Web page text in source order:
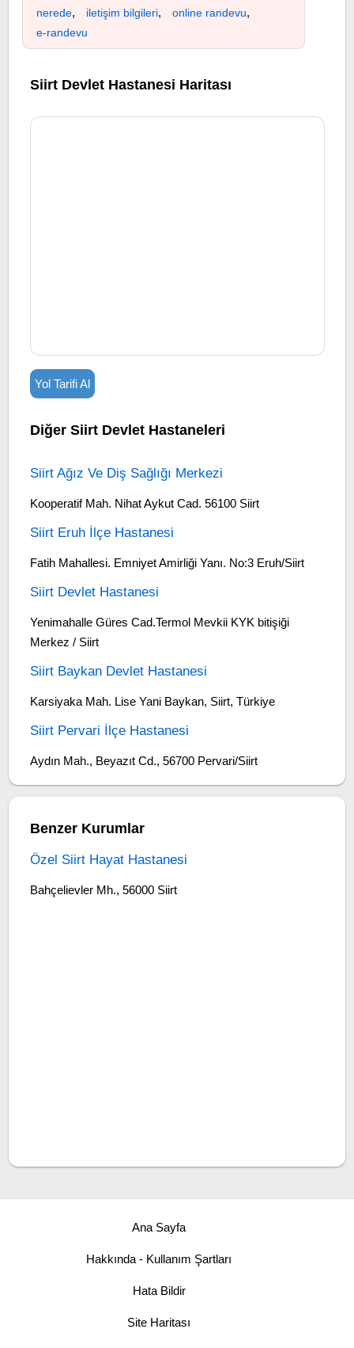
nerede, iletişim bilgileri, online randevu,
e-randevu
Siirt Devlet Hastanesi Haritası
Yol Tarifi Al
Diğer Siirt Devlet Hastaneleri
Siirt Ağız Ve Diş Sağlığı Merkezi
Kooperatif Mah. Nihat Aykut Cad. 56100 Siirt
Siirt Eruh İlçe Hastanesi
Fatih Mahallesi. Emniyet Amirliği Yanı. No:3 Eruh/Siirt
Siirt Devlet Hastanesi
Yenimahalle Güres Cad.Termol Mevkii KYK bitişiği
Merkez / Siirt
Siirt Baykan Devlet Hastanesi
Karsiyaka Mah. Lise Yani Baykan, Siirt, Türkiye
Siirt Pervari İlçe Hastanesi
Aydın Mah., Beyazıt Cd., 56700 Pervari/Siirt
Benzer Kurumlar
Özel Siirt Hayat Hastanesi
Bahçelievler Mh., 56000 Siirt
Ana Sayfa
Hakkında - Kullanım Şartları
Hata Bildir
Site Haritası